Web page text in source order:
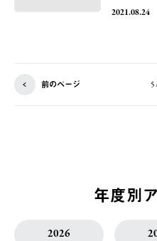
2021.08.24
前のページ 5
年度別
2026